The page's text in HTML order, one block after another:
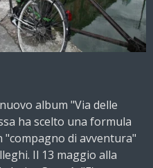
album "Via delle
ha scelto una formula
"compagno di avventura"
Il 13 maggio alla